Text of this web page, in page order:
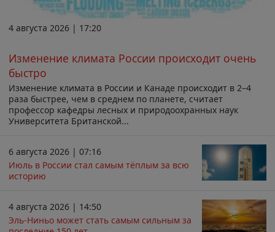
4 августа 2026 | 17:20
Изменение климата России происходит очень
быстро
Изменение климата в России и Канаде происходит в 2–4
раза быстрее, чем в среднем по планете, считает
профессор кафедры лесных и природоохранных наук
Университета Британской...
6 августа 2026 | 07:16
Июль в России стал самым тёплым за всю
историю
4 августа 2026 | 14:50
Эль-Ниньо может стать самым сильным за